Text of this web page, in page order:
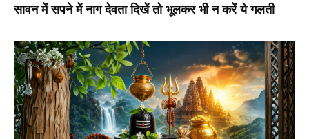
सावन में सपने में नाग देवता दिखें तो भूलकर भी न करें ये गलती